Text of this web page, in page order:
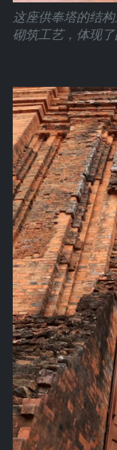
这座供奉塔的结
砌筑工艺，体现